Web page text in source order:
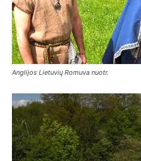
Anglijos Lietuvių Romuva nuotr.